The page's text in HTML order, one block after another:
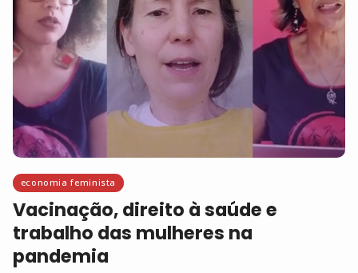
economia feminista
Vacinação, direito à saúde e
trabalho das mulheres na
pandemia